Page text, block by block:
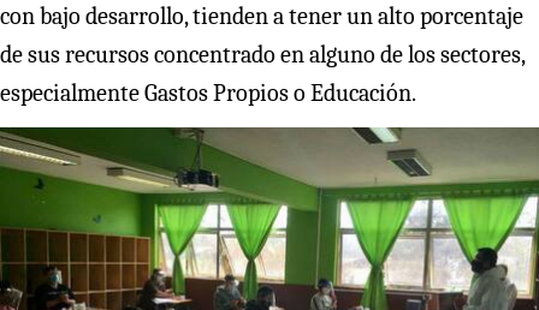
con bajo desarrollo, tienden a tener un alto porcentaje
de sus recursos concentrado en alguno de los sectores,
especialmente Gastos Propios o Educación.